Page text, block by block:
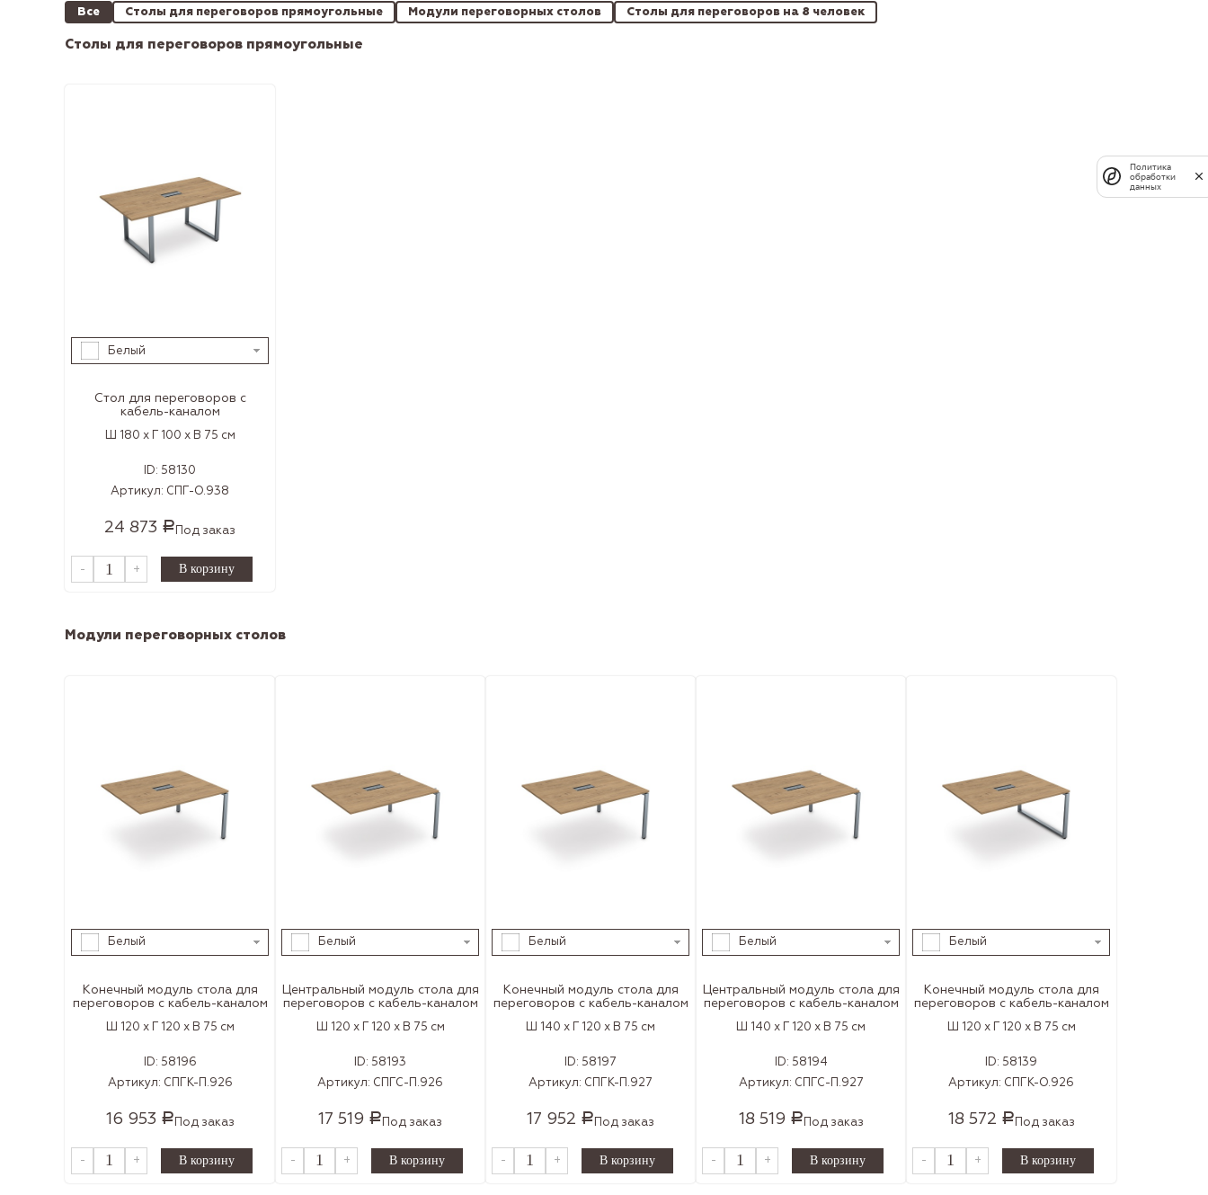
Все Столы для переговоров прямоугольные Модули переговорных столов Столы для переговоров на 8 человек
Столы для переговоров прямоугольные
Белый
Стол для переговоров с
кабель-каналом
Ш 180 x Г 100 x В 75 см
ID: 58130
Артикул: СПГ-О.938
24 873 РПод заказ
- +
Модули переговорных столов
Белый
Конечный модуль cтола для
переговоров с кабель-каналом
Ш 120 x Г 120 x В 75 см
ID: 58196
Артикул: СПГК-П.926
16 953 Р Под заказ
- +
Белый
Центральный модуль cтола для
переговоров с кабель-каналом
Ш 120 x Г 120 x В 75 см
ID: 58193
Артикул: СПГС-П.926
17 519 Р Под заказ
- +
Белый
Конечный модуль cтола для
переговоров с кабель-каналом
Ш 140 x Г 120 x В 75 см
ID: 58197
Артикул: СПГК-П.927
17 952 Р Под заказ
- +
Белый
Центральный модуль cтола для
переговоров с кабель-каналом
Ш 140 x Г 120 x В 75 см
ID: 58194
Артикул: СПГС-П.927
18 519 Р Под заказ
- +
Белый
Конечный модуль cтола для
переговоров с кабель-каналом
Ш 120 x Г 120 x В 75 см
ID: 58139
Артикул: СПГК-О.926
18 572 Р Под заказ
- +
Политика
обработки
данных